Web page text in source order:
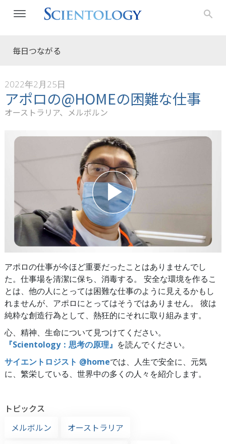
毎日つながる
2022年2月25日
アポロの@HOMEの困難な仕事
オーストラリア、メルボルン
アポロの仕事が今ほど重要だったことはありませんでし
た。仕事場を清潔に保ち、消毒する。 安全な環境を作るこ
とは、他の人にとっては困難な仕事のように見えるかもし
れませんが、アポロにとってはそうではありません。 彼は
純粋な創造行為として、熱狂的にそれに取り組みます。
心、精神、生命について見つけてください。
『Scientology：思考の原理』 を読んでください。
サイエントロジスト @homeでは、人生で安全に、元気
に、繁栄している、世界中の多くの人々を紹介します。
トピックス
メルボルン
オーストラリア